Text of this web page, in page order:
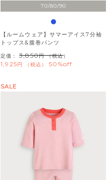
70/80/90
【ルームウェア】サマーアイス7分袖
トップス&腹巻パンツ
定価： 3,850 （税込）
1,925 税込 50%off
SALE